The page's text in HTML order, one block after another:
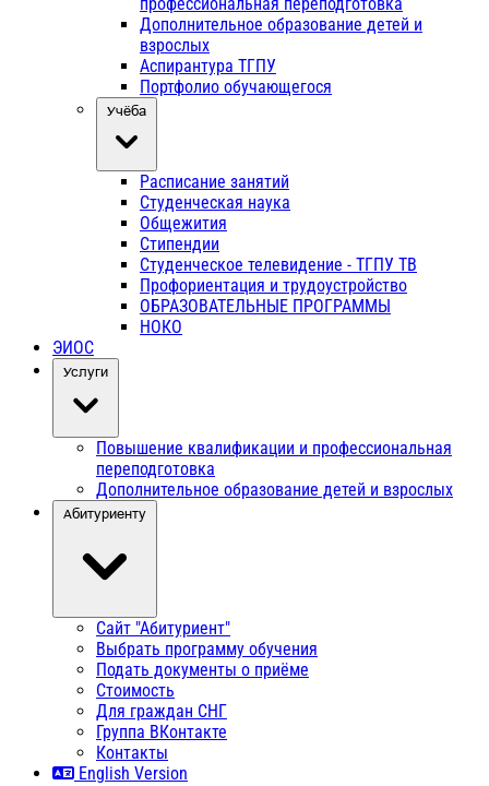
профессиональная переподготовка
Дополнительное образование детей и
взрослых
Аспирантура ТГПУ
Портфолио обучающегося
Учёба
Расписание занятий
Студенческая наука
Общежития
Стипендии
Студенческое телевидение - ТГПУ ТВ
Профориентация и трудоустройство
ОБРАЗОВАТЕЛЬНЫЕ ПРОГРАММЫ
НОКО
ЭИОС
Услуги
Повышение квалификации и профессиональная
переподготовка
Дополнительное образование детей и взрослых
Абитуриенту
Сайт "Абитуриент"
Выбрать программу обучения
Подать документы о приёме
Стоимость
Для граждан СНГ
Группа ВКонтакте
Контакты
English Version